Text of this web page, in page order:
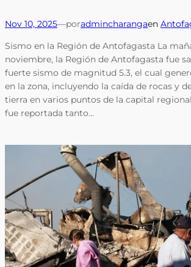
Nov 10, 2025—poradmincharangaen
Sismo en la Región de Antofagasta La
noviembre, la Región de Antofagasta fue
fuerte sismo de magnitud 5.3, el cual
en la zona, incluyendo la caída de rocas y
tierra en varios puntos de la capital
fue reportada tanto…